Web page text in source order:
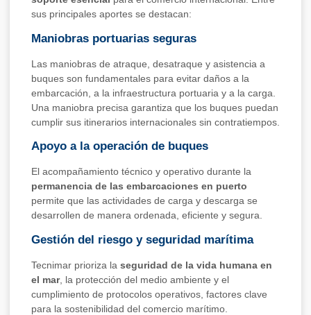
sus principales aportes se destacan:
Maniobras portuarias seguras
Las maniobras de atraque, desatraque y asistencia a
buques son fundamentales para evitar daños a la
embarcación, a la infraestructura portuaria y a la carga.
Una maniobra precisa garantiza que los buques puedan
cumplir sus itinerarios internacionales sin contratiempos.
Apoyo a la operación de buques
El acompañamiento técnico y operativo durante la
permanencia de las embarcaciones en puerto
permite que las actividades de carga y descarga se
desarrollen de manera ordenada, eficiente y segura.
Gestión del riesgo y seguridad marítima
Tecnimar prioriza la seguridad de la vida humana en
el mar, la protección del medio ambiente y el
cumplimiento de protocolos operativos, factores clave
para la sostenibilidad del comercio marítimo.